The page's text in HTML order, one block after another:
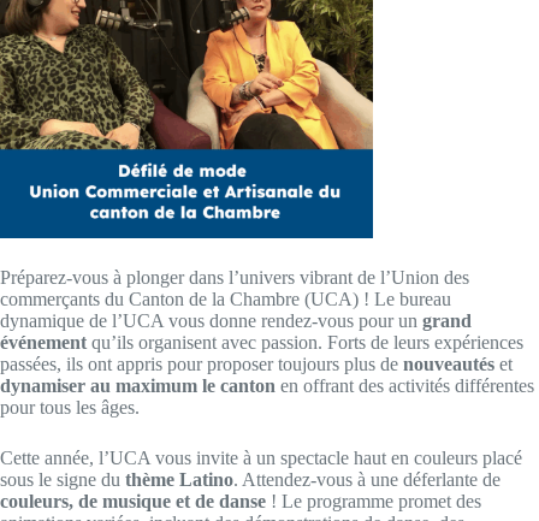
Préparez-vous à plonger dans l’univers vibrant de l’Union des
commerçants du Canton de la Chambre (UCA) ! Le bureau
dynamique de l’UCA vous donne rendez-vous pour un grand
événement qu’ils organisent avec passion. Forts de leurs expériences
passées, ils ont appris pour proposer toujours plus de nouveautés et
dynamiser au maximum le canton en offrant des activités différentes
pour tous les âges.
Cette année, l’UCA vous invite à un spectacle haut en couleurs placé
sous le signe du thème Latino. Attendez-vous à une déferlante de
couleurs, de musique et de danse ! Le programme promet des